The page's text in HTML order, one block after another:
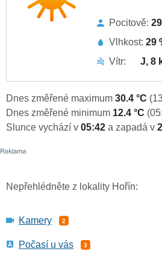
Pocitově:
Vlhkost: 29
Vítr:
J, 8
Dnes změřené maximum 30.4 °C
Dnes změřené minimum 12.4 °C
Slunce vychází v 05:42 a zapadá v
Nepřehlédněte z lokality Hořín:
Kamery 2
Počasí u vás 3